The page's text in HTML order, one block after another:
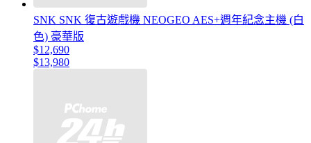
SNK SNK 復古遊戲機 NEOGEO AES+週年紀念主機 (白
色) 豪華版
$12,690
$13,980